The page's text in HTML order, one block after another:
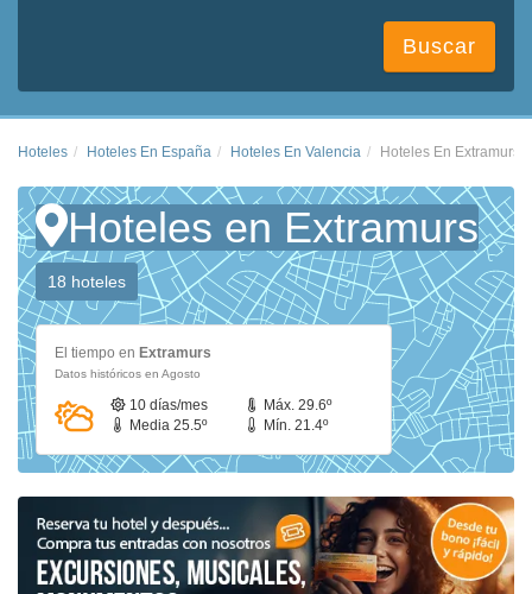
Buscar
Hoteles Hoteles En España Hoteles En Valencia Hoteles En Extramurs
Hoteles en Extramurs
18 hoteles
El tiempo en Extramurs
Datos históricos en Agosto
10 días/mes
Máx. 29.6º
Media 25.5º
Mín. 21.4º